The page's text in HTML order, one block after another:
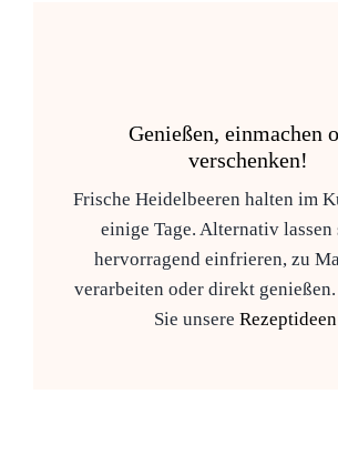
Genießen, einmachen
verschenken!
Frische Heidelbeeren halten im
einige Tage. Alternativ lassen
hervorragend einfrieren, zu
verarbeiten oder direkt
Sie unsere